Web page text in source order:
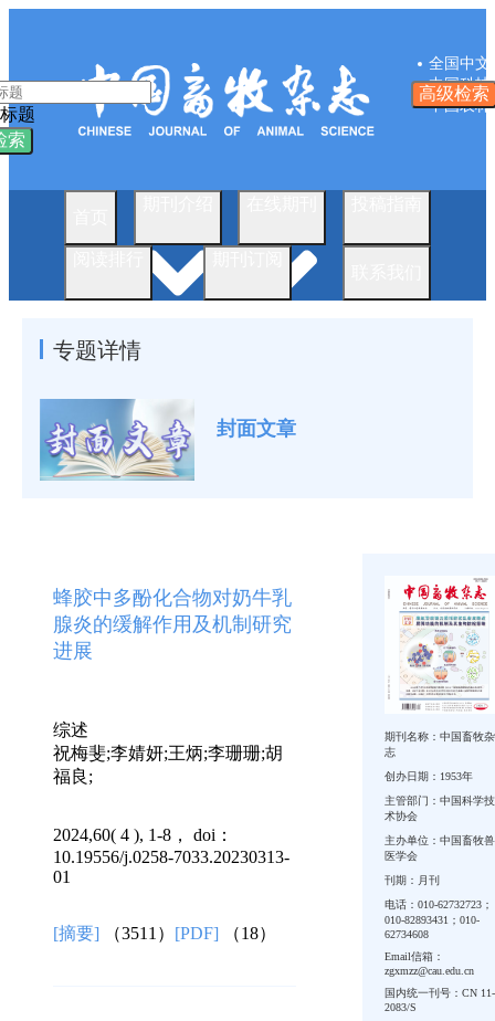
全国中文
中国科技
中国农林
题
索
高级检索
专题详情
封面文章
蜂胶中多酚化合物对奶牛乳
腺炎的缓解作用及机制研究
进展
综述
祝梅斐;李婧妍;王炳;李珊珊;胡
福良;
2024,60( 4 ), 1-8， doi：
10.19556/j.0258-7033.20230313-
01
[摘要] （3511） [PDF] （18）
期刊名称：中国畜牧杂
志
创办日期：1953年
主管部门：中国科学技
术协会
主办单位：中国畜牧兽
医学会
刊期：月刊
电话：010-62732723；
010-82893431；010-
62734608
Email信箱：
zgxmzz@cau.edu.cn
国内统一刊号：CN 11-
2083/S